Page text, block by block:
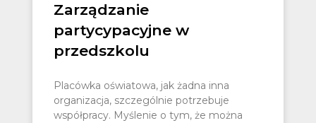
Zarządzanie
partycypacyjne w
przedszkolu
Placówka oświatowa, jak żadna inna
organizacja, szczególnie potrzebuje
współpracy. Myślenie o tym, że można